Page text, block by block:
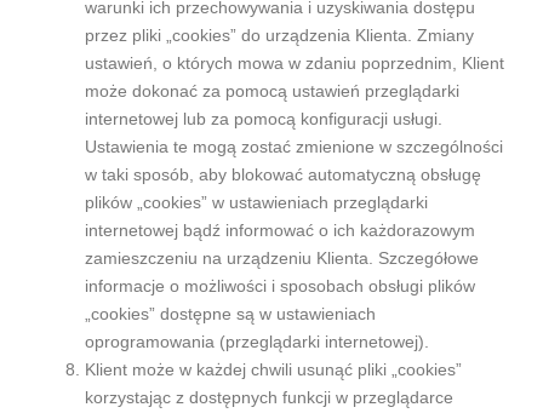
warunki ich przechowywania i uzyskiwania dostępu
przez pliki „cookies” do urządzenia Klienta. Zmiany
ustawień, o których mowa w zdaniu poprzednim, Klient
może dokonać za pomocą ustawień przeglądarki
internetowej lub za pomocą konfiguracji usługi.
Ustawienia te mogą zostać zmienione w szczególności
w taki sposób, aby blokować automatyczną obsługę
plików „cookies” w ustawieniach przeglądarki
internetowej bądź informować o ich każdorazowym
zamieszczeniu na urządzeniu Klienta. Szczegółowe
informacje o możliwości i sposobach obsługi plików
„cookies” dostępne są w ustawieniach
oprogramowania (przeglądarki internetowej).
Klient może w każdej chwili usunąć pliki „cookies”
korzystając z dostępnych funkcji w przeglądarce